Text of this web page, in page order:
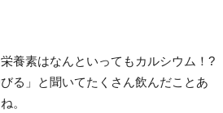
養素はなんといってもカルシウム！?
る」と聞いてたくさん飲んだことあ
。